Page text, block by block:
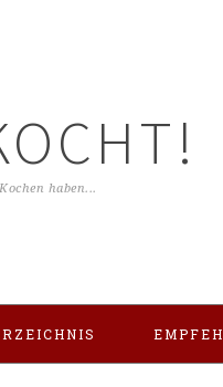
haben...